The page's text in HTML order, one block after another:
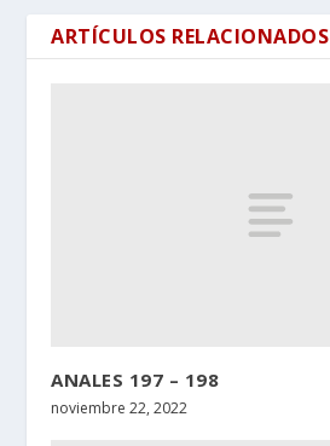
ARTÍCULOS RELACIONADOS
ANALES 197 – 198
noviembre 22, 2022